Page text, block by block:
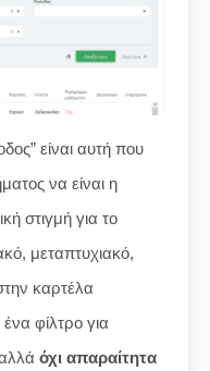
είναι αυτή που
να είναι η
στιγμή για το
μεταπτυχιακό,
καρτέλα
φίλτρο για
όχι απαραίτητα